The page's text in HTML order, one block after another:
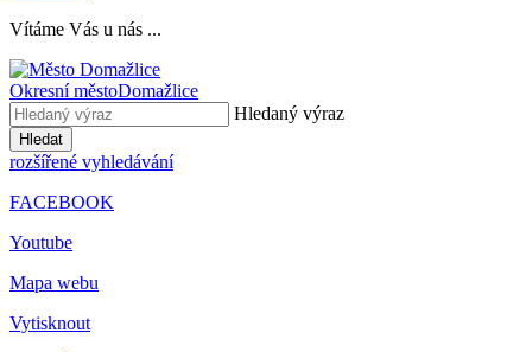
Vítáme Vás u nás ...
Okresní městoDomažlice
Hledaný výraz
Hledat
rozšířené vyhledávání
FACEBOOK
Youtube
Mapa webu
Vytisknout